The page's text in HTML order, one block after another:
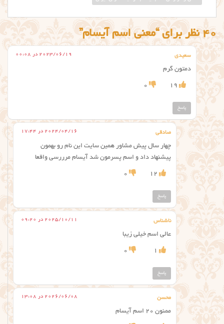
40 نظر برای “معنی اسم آیسام”
سعیدی 2023/06/19 در 00:08
دمتون گرم
19
0
پاسخ
صادقی 2024/04/16 در 17:44
چهار سال پیش مشاور همین سایت این نام رو بهمون
پیشنهاد داد و اسم پسرمون شد آیسام مرررسی واقعا
12
0
پاسخ
ناشناس 2025/10/11 در 09:20
عالی اسم خیلی زیبا
1
0
پاسخ
محسن 2026/06/08 در 13:08
ممنون ۲۰ اسم آیسام